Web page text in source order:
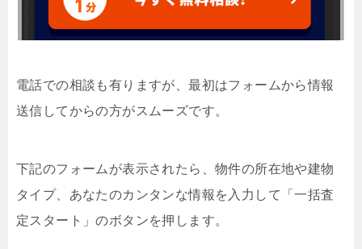
電話での相談も有りますが、最初はフォームから情報
送信してからの方がスムーズです。
下記のフォームが表示されたら、物件の所在地や建物
タイプ、あなたのカンタンな情報を入力して「一括査
定スタート」のボタンを押します。